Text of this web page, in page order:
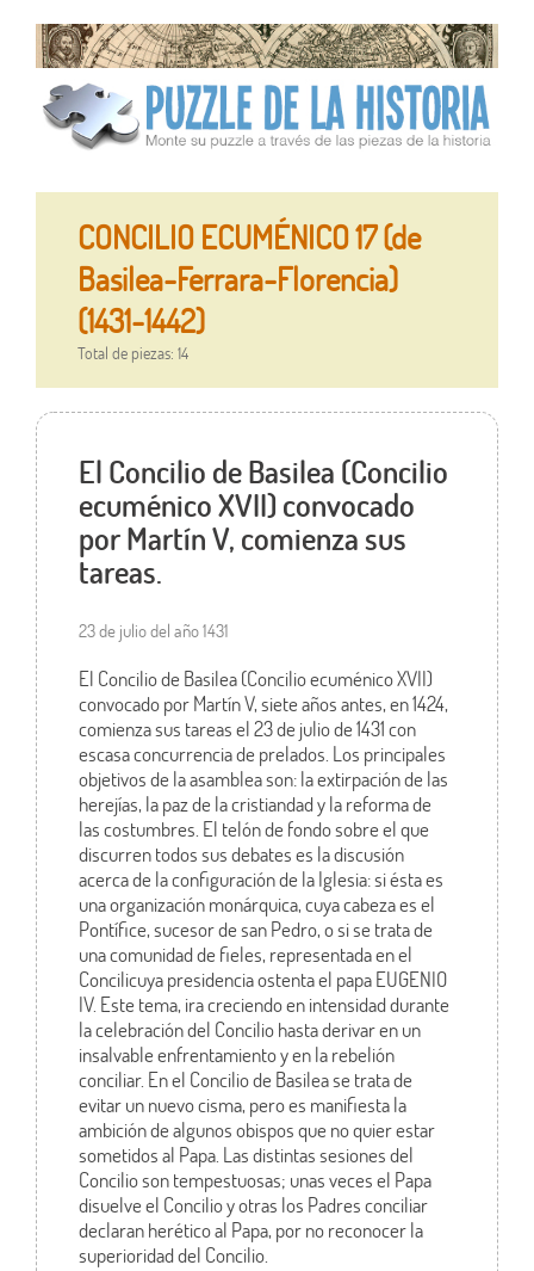
CONCILIO ECUMÉNICO 17 (de
Basilea-Ferrara-Florencia)
(1431-1442)
Total de piezas: 14
El Concilio de Basilea (Concilio
ecuménico XVII) convocado
por Martín V, comienza sus
tareas.
23 de julio del año 1431
El Concilio de Basilea (Concilio ecuménico XVII)
convocado por Martín V, siete años antes, en 1424,
comienza sus tareas el 23 de julio de 1431 con
escasa concurrencia de prelados. Los principales
objetivos de la asamblea son: la extirpación de las
herejías, la paz de la cristiandad y la reforma de
las costumbres. El telón de fondo sobre el que
discurren todos sus debates es la discusión
acerca de la configuración de la Iglesia: si ésta es
una organización monárquica, cuya cabeza es el
Pontífice, sucesor de san Pedro, o si se trata de
una comunidad de fieles, representada en el
Concilicuya presidencia ostenta el papa EUGENIO
IV. Este tema, ira creciendo en intensidad durante
la celebración del Concilio hasta derivar en un
insalvable enfrentamiento y en la rebelión
conciliar. En el Concilio de Basilea se trata de
evitar un nuevo cisma, pero es manifiesta la
ambición de algunos obispos que no quier estar
sometidos al Papa. Las distintas sesiones del
Concilio son tempestuosas; unas veces el Papa
disuelve el Concilio y otras los Padres conciliar
declaran herético al Papa, por no reconocer la
superioridad del Concilio.